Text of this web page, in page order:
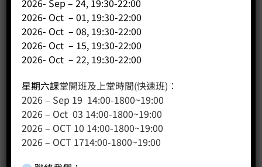
2026- Oct – 01, 19:30-22:00
2026- Oct – 08, 19:30-22:00
2026- Oct – 15, 19:30-22:00
2026- Oct – 22, 19:30-22:00
星期六課堂開班及上堂時間(快速班)：
2026 – Sep 19 14:00-1800~19:00
2026 – Oct 03 14:00-1800~19:00
2026 – OCT 10 14:00-1800~19:00
2026 – OCT 1714:00-1800~19:00